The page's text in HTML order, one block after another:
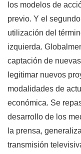
los modelos de
previo. Y el
utilización del
izquierda.
captación de
legitimar nuevos
modalidades de
económica. Se
desarrollo de los
la prensa,
transmisión